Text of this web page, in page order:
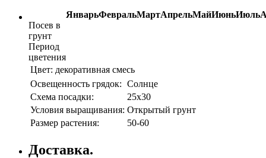
ЯнварьФевральМартАпрельМайИюньИюль
Посев в
грунт
Период
цветения
Цвет: декоративная смесь
Освещенность грядок: Солнце
Схема посадки:
25х30
Условия выращивания: Открытый грунт
Размер растения:
50-60
Доставка.